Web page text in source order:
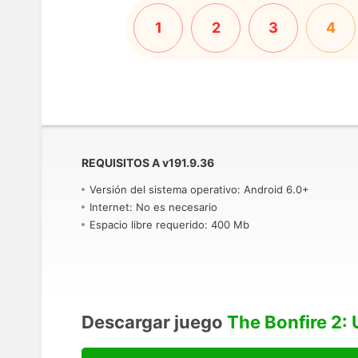
1 2 3 4
REQUISITOS Av191.9.36
Versión del sistema operativo: Android 6.0+
Internet: No es necesario
Espacio libre requerido: 400 Mb
Descargar juego The Bonfire 2: